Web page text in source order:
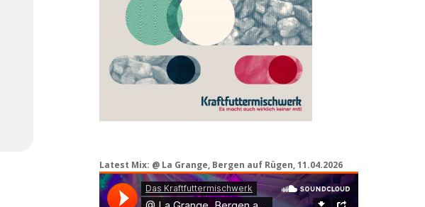
Latest Mix: @ La Grange, Bergen auf Rügen, 11.04.2026